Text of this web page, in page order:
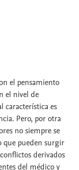
el pensamiento
el nivel de
característica es
Pero, por otra
no siempre se
que pueden surgir
derivados
del médico y